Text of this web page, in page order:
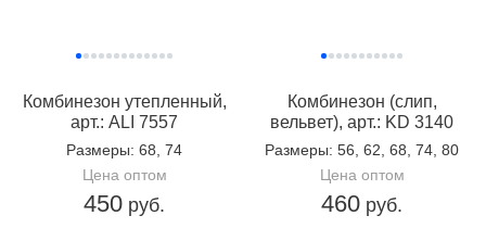
Комбинезон утепленный,
арт.: ALI 7557
Размеры: 68, 74
Цена оптом
450 руб.
Комбинезон (слип,
вельвет), арт.: KD 3140
Размеры: 56, 62, 68, 74, 80
Цена оптом
460 руб.